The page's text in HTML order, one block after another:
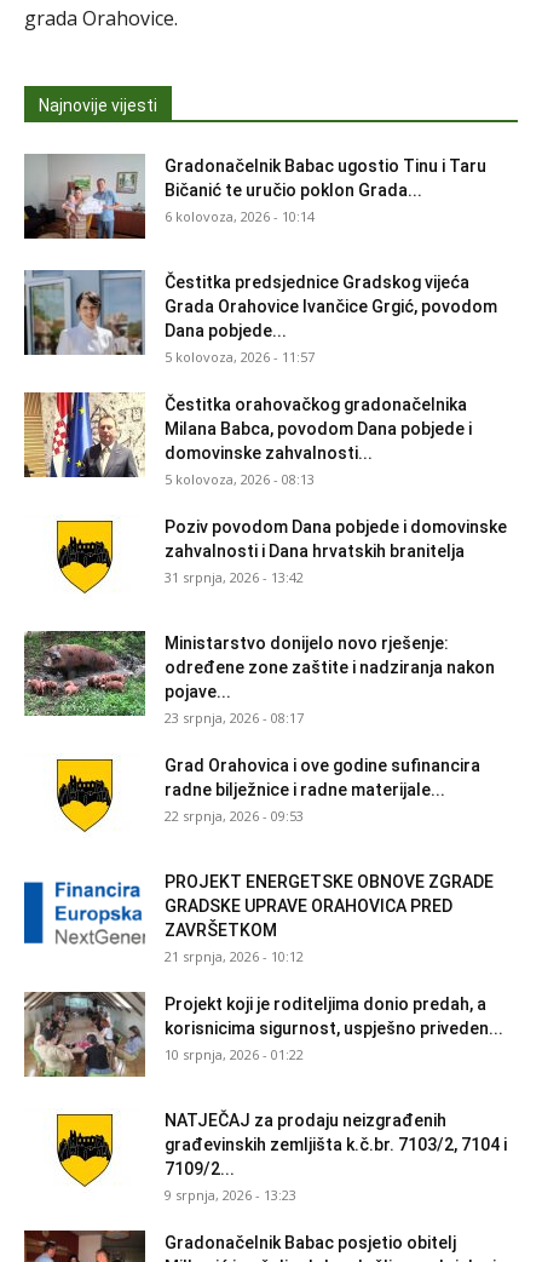
grada Orahovice.
Najnovije vijesti
Gradonačelnik Babac ugostio Tinu i Taru
Bičanić te uručio poklon Grada...
6 kolovoza, 2026 - 10:14
Čestitka predsjednice Gradskog vijeća
Grada Orahovice Ivančice Grgić, povodom
Dana pobjede...
5 kolovoza, 2026 - 11:57
Čestitka orahovačkog gradonačelnika
Milana Babca, povodom Dana pobjede i
domovinske zahvalnosti...
5 kolovoza, 2026 - 08:13
Poziv povodom Dana pobjede i domovinske
zahvalnosti i Dana hrvatskih branitelja
31 srpnja, 2026 - 13:42
Ministarstvo donijelo novo rješenje:
određene zone zaštite i nadziranja nakon
pojave...
23 srpnja, 2026 - 08:17
Grad Orahovica i ove godine sufinancira
radne bilježnice i radne materijale...
22 srpnja, 2026 - 09:53
PROJEKT ENERGETSKE OBNOVE ZGRADE
GRADSKE UPRAVE ORAHOVICA PRED
ZAVRŠETKOM
21 srpnja, 2026 - 10:12
Projekt koji je roditeljima donio predah, a
korisnicima sigurnost, uspješno priveden...
10 srpnja, 2026 - 01:22
NATJEČAJ za prodaju neizgrađenih
građevinskih zemljišta k.č.br. 7103/2, 7104 i
7109/2...
9 srpnja, 2026 - 13:23
Gradonačelnik Babac posjetio obitelj